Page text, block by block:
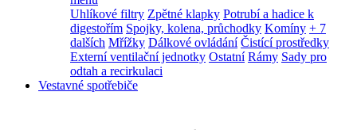
Uhlíkové filtry Zpětné klapky Potrubí a hadice k
digestořím Spojky, kolena, průchodky Komíny + 7
dalších Mřížky Dálkové ovládání Čistící prostředky
Externí ventilační jednotky Ostatní Rámy Sady pro
odtah a recirkulaci
Vestavné spotřebiče